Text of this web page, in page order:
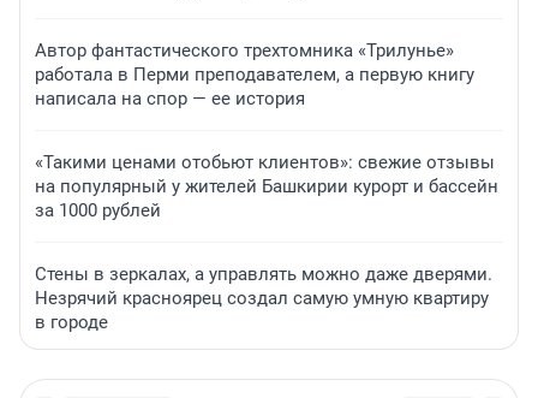
Автор фантастического трехтомника «Трилунье»
работала в Перми преподавателем, а первую книгу
написала на спор — ее история
«Такими ценами отобьют клиентов»: свежие отзывы
на популярный у жителей Башкирии курорт и бассейн
за 1000 рублей
Стены в зеркалах, а управлять можно даже дверями.
Незрячий красноярец создал самую умную квартиру
в городе